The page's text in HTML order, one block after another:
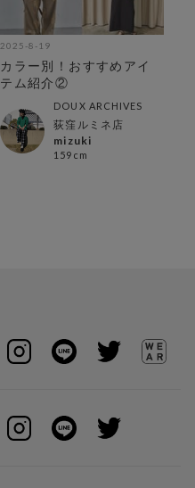
2025-8-19
カラー別！おすすめアイ
テム紹介②
DOUX ARCHIVES
荻窪ルミネ店
mizuki
159cm